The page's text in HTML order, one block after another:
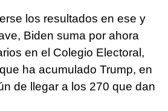
los resultados en ese y
Biden suma por ahora
en el Colegio Electoral,
ha acumulado Trump, en
de llegar a los 270 que dan